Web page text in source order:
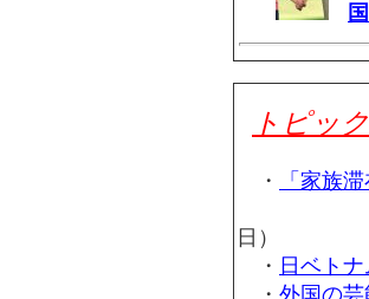
トピッ
・
「家族
日）
・ 日ベト
・ 外国の